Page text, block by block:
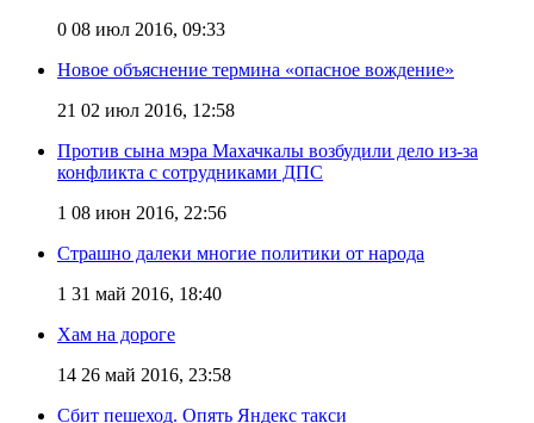
0 08 июл 2016, 09:33
Новое объяснение термина «опасное вождение»
21 02 июл 2016, 12:58
Против сына мэра Махачкалы возбудили дело из-за
конфликта c сотрудниками ДПС
1 08 июн 2016, 22:56
Страшно далеки многие политики от народа
1 31 май 2016, 18:40
Хам на дороге
14 26 май 2016, 23:58
Сбит пешеход. Опять Яндекс такси